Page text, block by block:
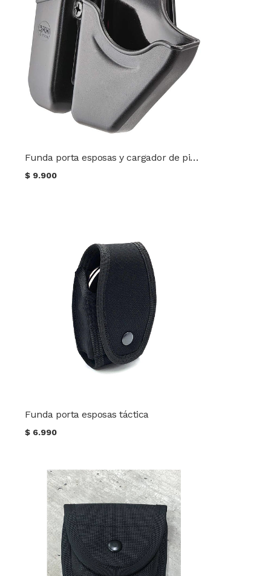
Funda porta esposas y cargador de pistola
$ 9.900
Funda porta esposas táctica
$ 6.990